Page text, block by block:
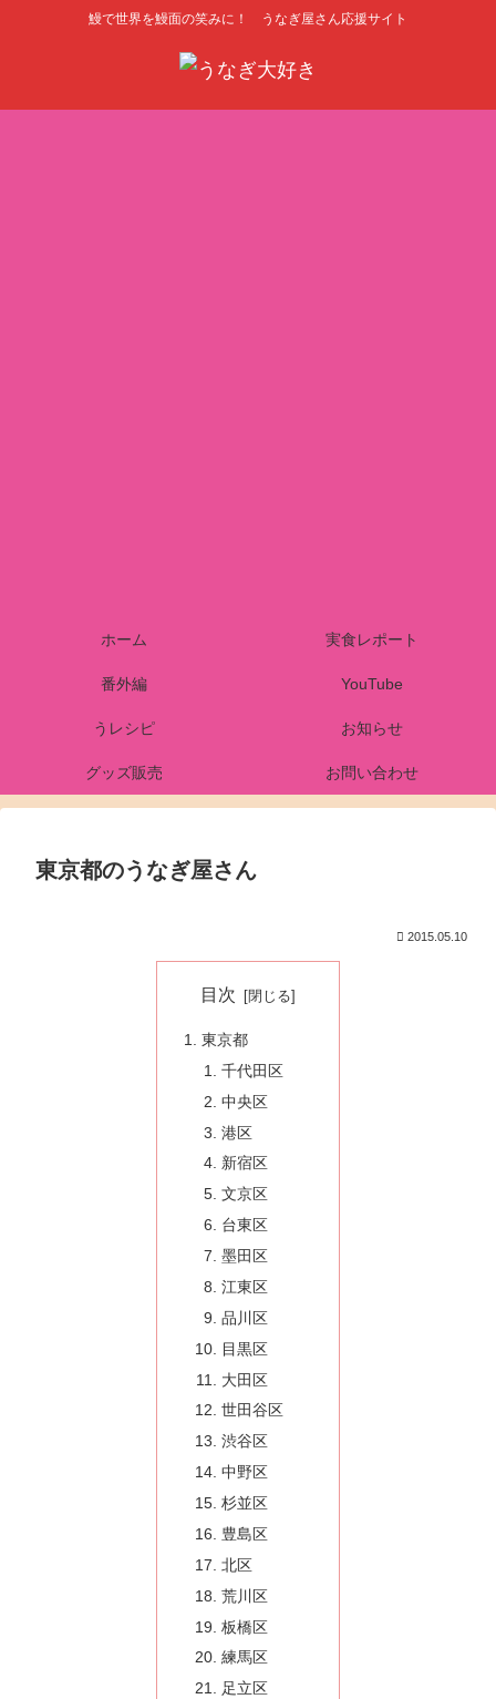
鰻で世界を鰻面の笑みに！ うなぎ屋さん応援サイト
ホーム 実食レポート
番外編 YouTube
うレシピ お知らせ
グッズ販売 お問い合わせ
東京都のうなぎ屋さん
2015.05.10
目次
東京都
千代田区
中央区
港区
新宿区
文京区
台東区
墨田区
江東区
品川区
目黒区
大田区
世田谷区
渋谷区
中野区
杉並区
豊島区
北区
荒川区
板橋区
練馬区
足立区